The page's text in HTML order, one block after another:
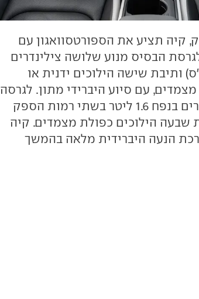
קיה תציע את הספורטסוואגון עם
הבסיס מנוע שלושה צילינדרים
ליטר אחד (115 כ"ס) ותיבת שישה הילוכים ידנית או
עם סיוע היברידי מתון. לגרסה
הבכירה ארבעה צילינדרים בנפח 1.6 ליטר בשתי רמות הספק
ותיבת שבעה הילוכים כפולת מצמדים. קיה
הנעה היברידית מלאה בהמשך